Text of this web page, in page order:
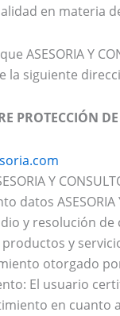
en materia
ASESORIA Y
la siguiente
PROTECCIÓN
Y
datos ASESORIA
y resolución
y
otorgado
El usuario
en cuanto